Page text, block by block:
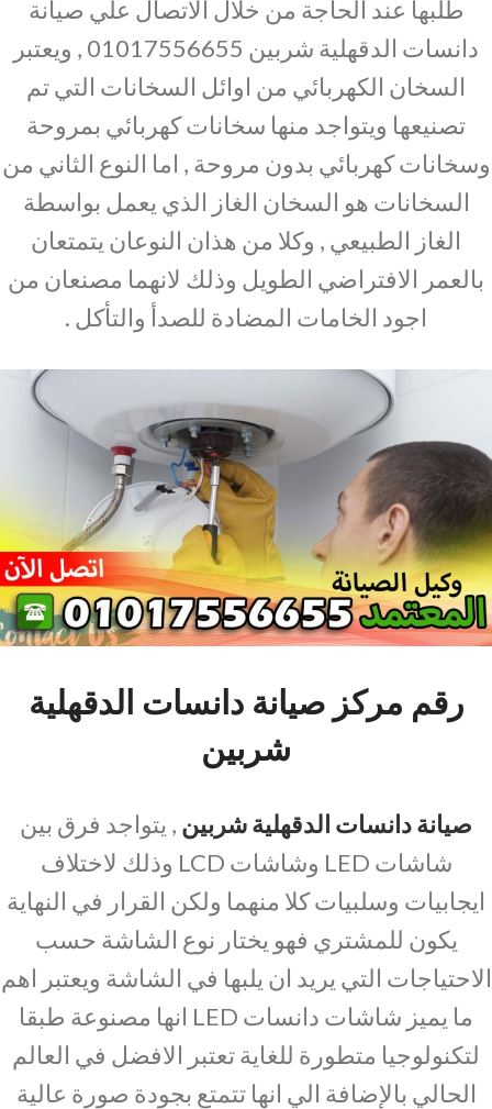
طلبها عند الحاجة من خلال الاتصال علي صيانة
دانسات الدقهلية شربين 01017556655 , ويعتبر
السخان الكهربائي من اوائل السخانات التي تم
تصنيعها ويتواجد منها سخانات كهربائي بمروحة
وسخانات كهربائي بدون مروحة , اما النوع الثاني من
السخانات هو السخان الغاز الذي يعمل بواسطة
الغاز الطبيعي , وكلا من هذان النوعان يتمتعان
بالعمر الافتراضي الطويل وذلك لانهما مصنعان من
اجود الخامات المضادة للصدأ والتأكل .
رقم مركز صيانة دانسات الدقهلية
شربين
صيانة دانسات الدقهلية شربين , يتواجد فرق بين
شاشات LED وشاشات LCD وذلك لاختلاف
ايجابيات وسلبيات كلا منهما ولكن القرار في النهاية
يكون للمشتري فهو يختار نوع الشاشة حسب
الاحتياجات التي يريد ان يلبها في الشاشة ويعتبر اهم
ما يميز شاشات دانسات LED انها مصنوعة طبقا
لتكنولوجيا متطورة للغاية تعتبر الافضل في العالم
الحالي بالإضافة الي انها تتمتع بجودة صورة عالية